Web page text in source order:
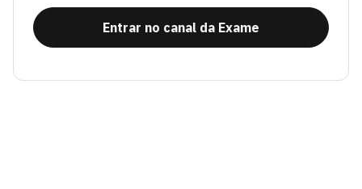
Entrar no canal da Exame